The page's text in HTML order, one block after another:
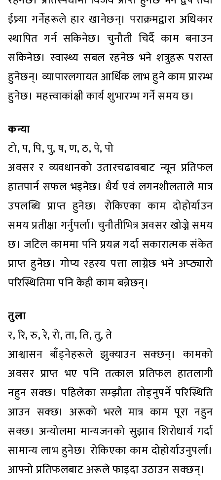
ईष्र्या गर्नेहरूले हार खानेछन्। पराक्रमद्वारा अधिकार
स्थापित गर्न सकिनेछ। चुनौती चिर्दै काम बनाउन
सकिनेछ। स्वास्थ्य सबल रहनेछ भने शत्रुहरू परास्त
हुनेछन्। व्यापारलगायत आर्थिक लाभ हुने काम प्रारम्भ
हुनेछ। महत्त्वाकांक्षी कार्य शुभारम्भ गर्ने समय छ।
कन्या
टो, प, पि, पु, ष, ण, ठ, पे, पो
अवसर र व्यवधानको उतारचढावबाट न्यून प्रतिफल
हातपार्न सफल भइनेछ। धैर्य एवं लगनशीलताले मात्र
उपलब्धि प्राप्त हुनेछ। रोकिएका काम दोहोर्याउन
समय प्रतीक्षा गर्नुपर्ला। चुनौतीभित्र अवसर खोज्ने समय
छ। जटिल काममा पनि प्रयत्न गर्दा सकारात्मक संकेत
प्राप्त हुनेछ। गोप्य रहस्य पत्ता लाग्नेछ भने अप्ठ्यारो
परिस्थितिमा पनि केही काम बन्नेछन्।
तुला
र, रि, रु, रे, रो, ता, ति, तु, ते
आश्वासन बाँड्नेहरूले झुक्याउन सक्छन्। कामको
अवसर प्राप्त भए पनि तत्काल प्रतिफल हातलागी
नहुन सक्छ। पहिलेका सम्झौता तोड्नुपर्ने परिस्थिति
आउन सक्छ। अरूको भरले मात्र काम पूरा नहुन
सक्छ। अन्योलमा मान्यजनको सुझाव शिरोधार्य गर्दा
सामान्य लाभ हुनेछ। रोकिएका काम दोहोर्याउनुपर्ला।
आफ्नो प्रतिफलबाट अरूले फाइदा उठाउन सक्छन्।